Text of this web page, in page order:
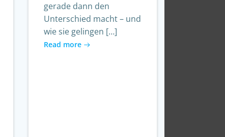
gerade dann den
Unterschied macht – und
wie sie gelingen […]
Read more